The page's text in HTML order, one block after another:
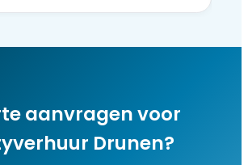
aanvragen voor
Drunen?